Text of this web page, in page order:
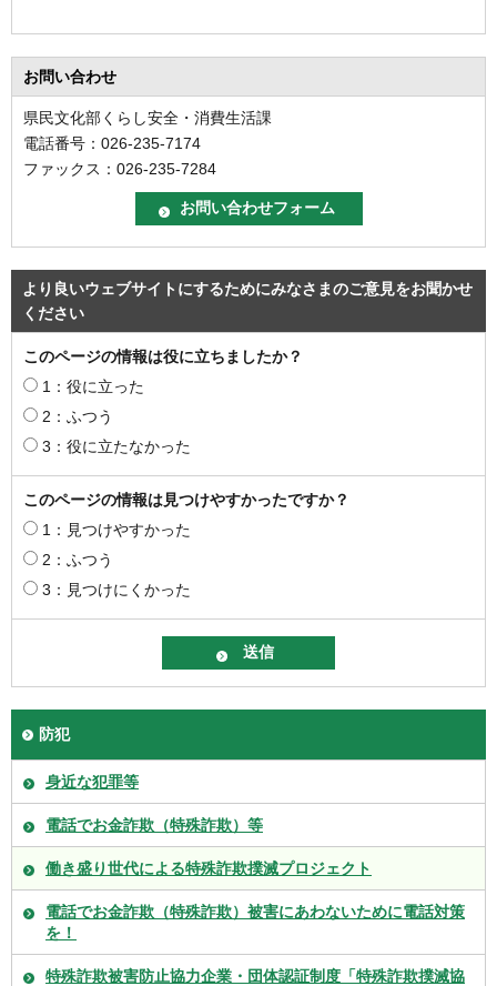
お問い合わせ
県民文化部くらし安全・消費生活課
電話番号：026-235-7174
ファックス：026-235-7284
より良いウェブサイトにするためにみなさまのご意見をお聞かせ
ください
このページの情報は役に立ちましたか？
1：役に立った
2：ふつう
3：役に立たなかった
このページの情報は見つけやすかったですか？
1：見つけやすかった
2：ふつう
3：見つけにくかった
防犯
身近な犯罪等
電話でお金詐欺（特殊詐欺）等
働き盛り世代による特殊詐欺撲滅プロジェクト
電話でお金詐欺（特殊詐欺）被害にあわないために電話対策
を！
特殊詐欺被害防止協力企業・団体認証制度「特殊詐欺撲滅協